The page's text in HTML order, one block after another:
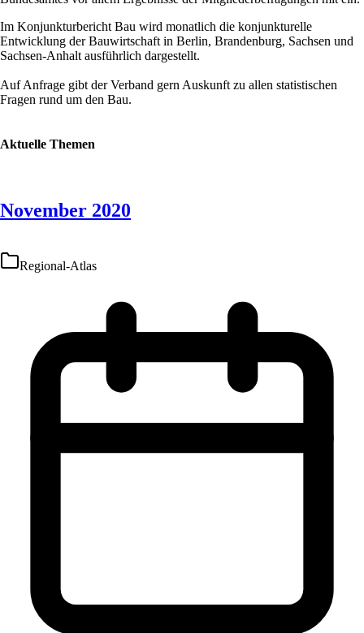
Im Konjunkturbericht Bau wird monatlich die konjunkturelle
Entwicklung der Bauwirtschaft in Berlin, Brandenburg, Sachsen und
Sachsen-Anhalt ausführlich dargestellt.
Auf Anfrage gibt der Verband gern Auskunft zu allen statistischen
Fragen rund um den Bau.
Aktuelle Themen
November 2020
Regional-Atlas